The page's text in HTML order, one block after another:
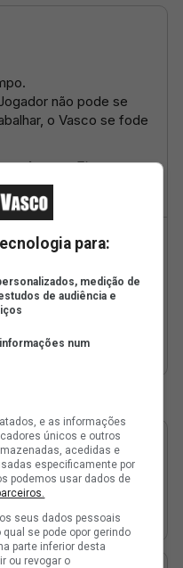
para:
medição de
de audiência e
num
e as informações
únicos e outros
acedidas e
especificamente por
podemos usar dados de
seus dados pessoais
se pode opor gerindo
parte inferior desta
ou revogar o